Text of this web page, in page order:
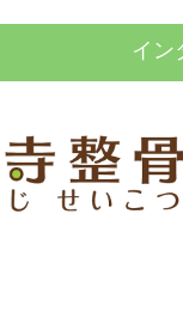
イン
・腰痛・
」完全予約制の自